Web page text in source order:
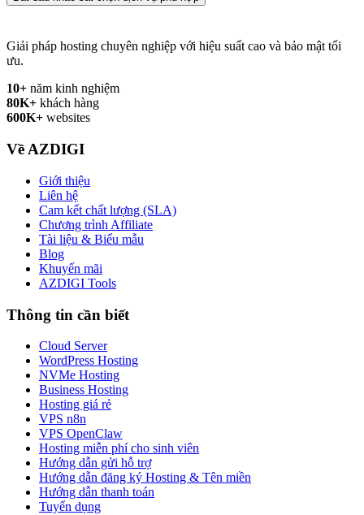
Giải pháp hosting chuyên nghiệp với hiệu suất cao và bảo mật tối
ưu.
10+ năm kinh nghiệm
80K+ khách hàng
600K+ websites
Về AZDIGI
Giới thiệu
Liên hệ
Cam kết chất lượng (SLA)
Chương trình Affiliate
Tài liệu & Biểu mẫu
Blog
Khuyến mãi
AZDIGI Tools
Thông tin cần biết
Cloud Server
WordPress Hosting
NVMe Hosting
Business Hosting
Hosting giá rẻ
VPS n8n
VPS OpenClaw
Hosting miễn phí cho sinh viên
Hướng dẫn gửi hỗ trợ
Hướng dẫn đăng ký Hosting & Tên miền
Hướng dẫn thanh toán
Tuyển dụng